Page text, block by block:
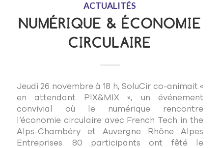
ACTUALITÉS
NUMÉRIQUE & ÉCONOMIE
CIRCULAIRE
Jeudi 26 novembre à 18 h, SoluCir co-animait «
en attendant PIX&MIX », un événement
convivial où le numérique rencontre
l’économie circulaire avec French Tech in the
Alps-Chambéry et Auvergne Rhône Alpes
Entreprises. 80 participants ont fêté le